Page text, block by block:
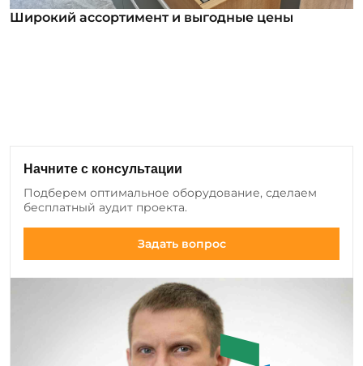
Широкий ассортимент и выгодные цены
добавляем новые позиции оборудования и
инструмента, а также совершенствуем
существующие модели.
Начните с консультации
Подберем оптимальное оборудование, сделаем
бесплатный аудит проекта.
Задать вопрос